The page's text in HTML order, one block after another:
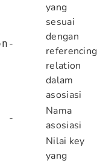
-
yang
sesuai
dengan
referencing
relation
dalam
asosiasi
-
Nama
asosiasi
Nilai key
yang